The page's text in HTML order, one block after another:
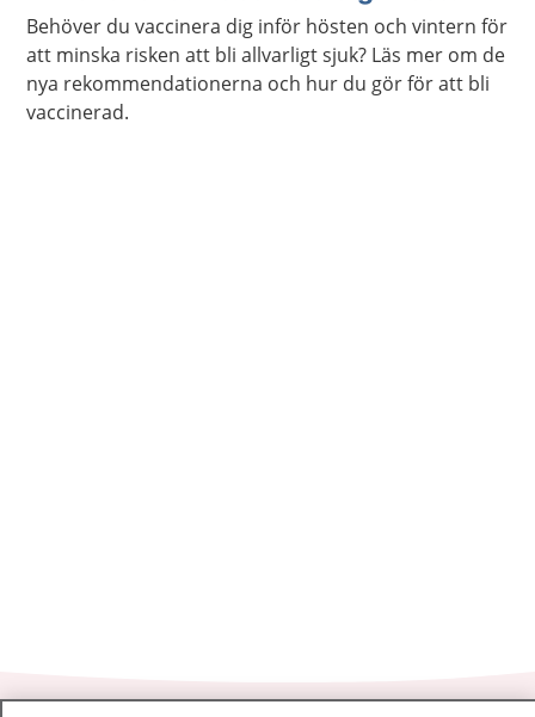
Behöver du vaccinera dig inför hösten och vintern för
att minska risken att bli allvarligt sjuk? Läs mer om de
nya rekommendationerna och hur du gör för att bli
vaccinerad.